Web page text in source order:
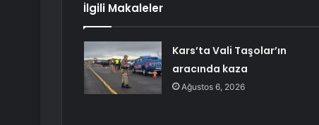
İlgili Makaleler
Kars’ta Vali Taşolar’ın
aracında kaza
Ağustos 6, 2026